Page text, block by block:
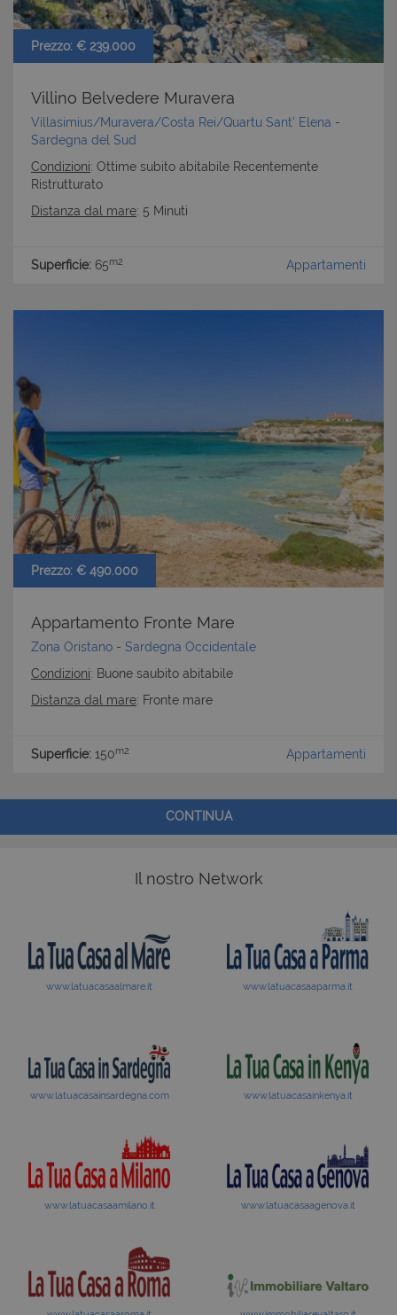
Prezzo: € 239.000
Villino Belvedere Muravera
Villasimius/Muravera/Costa Rei/Quartu Sant' Elena -
Sardegna del Sud
Condizioni: Ottime subito abitabile Recentemente
Ristrutturato
Distanza dal mare: 5 Minuti
Superficie: 65m2 Appartamenti
Prezzo: € 490.000
Appartamento Fronte Mare
Zona Oristano - Sardegna Occidentale
Condizioni: Buone saubito abitabile
Distanza dal mare: Fronte mare
Superficie: 150m2 Appartamenti
CONTINUA
Il nostro Network
www.latuacasaalmare.it www.latuacasaaparma.it
www.latuacasainsardegna.com www.latuacasainkenya.it
www.latuacasaamilano.it www.latuacasaagenova.it
cookie strettamente necessari.
Nome
Provider/Dominio
Scadenza
PHP.net
Sessione
CookieScript
www.latuacasainsardegna.com
6 mesi 5
giorni